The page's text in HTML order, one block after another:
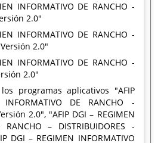
INFORMATIVO DE RANCHO -
2.0"
INFORMATIVO DE RANCHO -
Versión 2.0"
INFORMATIVO DE RANCHO -
2.0"
programas aplicativos "AFIP
DE RANCHO -
2.0", "AFIP DGI – REGIMEN
RANCHO – DISTRIBUIDORES -
DGI – REGIMEN INFORMATIVO